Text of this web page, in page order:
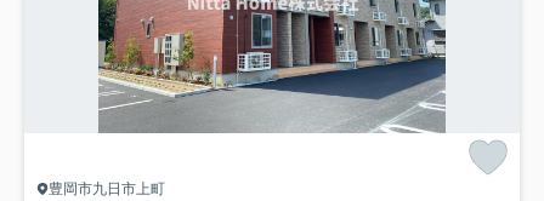
豊岡市九日市上町